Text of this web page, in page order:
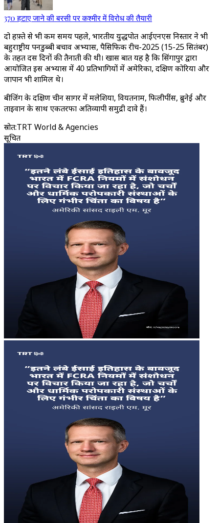
370 हटाए जाने की बरसी पर कश्मीर में विरोध की तैयारी
दो हफ़्ते से भी कम समय पहले, भारतीय युद्धपोत आईएनएस निस्तार ने भी
बहुराष्ट्रीय पनडुब्बी बचाव अभ्यास, पैसिफिक रीच-2025 (15-25 सितंबर)
के तहत दस दिनों की तैनाती की थी। खास बात यह है कि सिंगापुर द्वारा
आयोजित इस अभ्यास में 40 प्रतिभागियों में अमेरिका, दक्षिण कोरिया और
जापान भी शामिल थे।
बीजिंग के दक्षिण चीन सागर में मलेशिया, वियतनाम, फिलीपींस, ब्रुनेई और
ताइवान के साथ एकतरफा अतिव्यापी समुद्री दावे हैं।
स्रोत:TRT World & Agencies
सूचित